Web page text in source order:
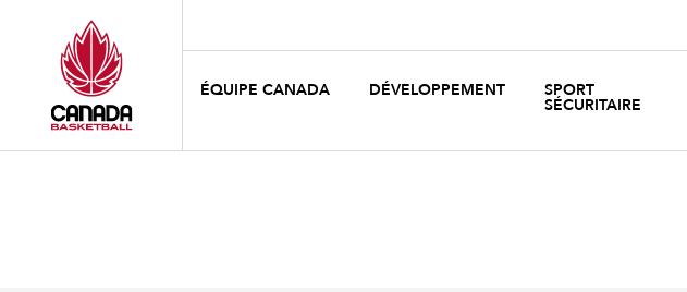
ÉQUIPE CANADA DÉVELOPPEMENT SPORT
SÉCURITAIRE